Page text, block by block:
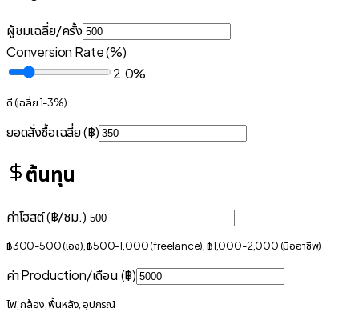
ผู้ชมเฉลี่ย/ครั้ง
Conversion Rate (%)
2.0%
ดี (เฉลี่ย 1-3%)
ยอดสั่งซื้อเฉลี่ย (฿)
ต้นทุน
ค่าโฮสต์ (฿/ชม.)
฿300-500 (เอง), ฿500-1,000 (freelance), ฿1,000-2,000 (มืออาชีพ)
ค่า Production/เดือน (฿)
ไฟ, กล้อง, พื้นหลัง, อุปกรณ์